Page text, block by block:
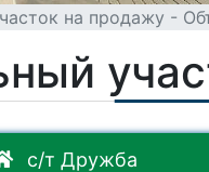
на продажу -
с/т Дружба